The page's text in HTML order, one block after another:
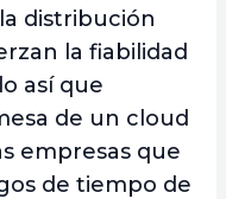
distribución
la fiabilidad
así que
de un cloud
empresas que
de tiempo de